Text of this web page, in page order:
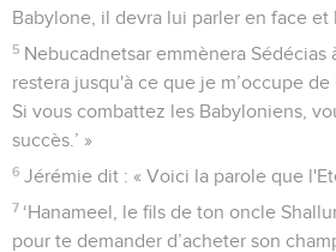
Babylone, il devra lui parler en face et
5 Nebucadnetsar emmènera Sédécias
restera jusqu'à ce que je m’occupe de
Si vous combattez les Babyloniens,
succès.’ »
6 Jérémie dit : « Voici la parole que
7 ‘Hanameel, le fils de ton oncle
pour te demander d’acheter son